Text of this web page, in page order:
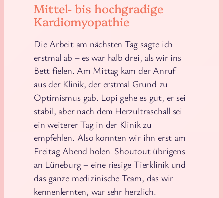
Mittel- bis hochgradige
Kardiomyopathie
Die Arbeit am nächsten Tag sagte ich
erstmal ab – es war halb drei, als wir ins
Bett fielen. Am Mittag kam der Anruf
aus der Klinik, der erstmal Grund zu
Optimismus gab. Lopi gehe es gut, er sei
stabil, aber nach dem Herzultraschall sei
ein weiterer Tag in der Klinik zu
empfehlen. Also konnten wir ihn erst am
Freitag Abend holen. Shoutout übrigens
an Lüneburg – eine riesige Tierklinik und
das ganze medizinische Team, das wir
kennenlernten, war sehr herzlich.